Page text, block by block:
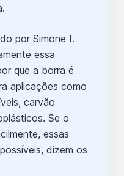
por Simone I.
essa
que a borra é
aplicações como
carvão
Se o
essas
dizem os